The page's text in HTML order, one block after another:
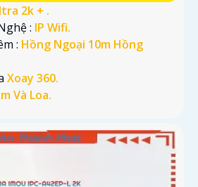
2k + .
: IP Wifi.
: Hồng Ngoại 10m Hồng
Xoay 360.
Và Loa.